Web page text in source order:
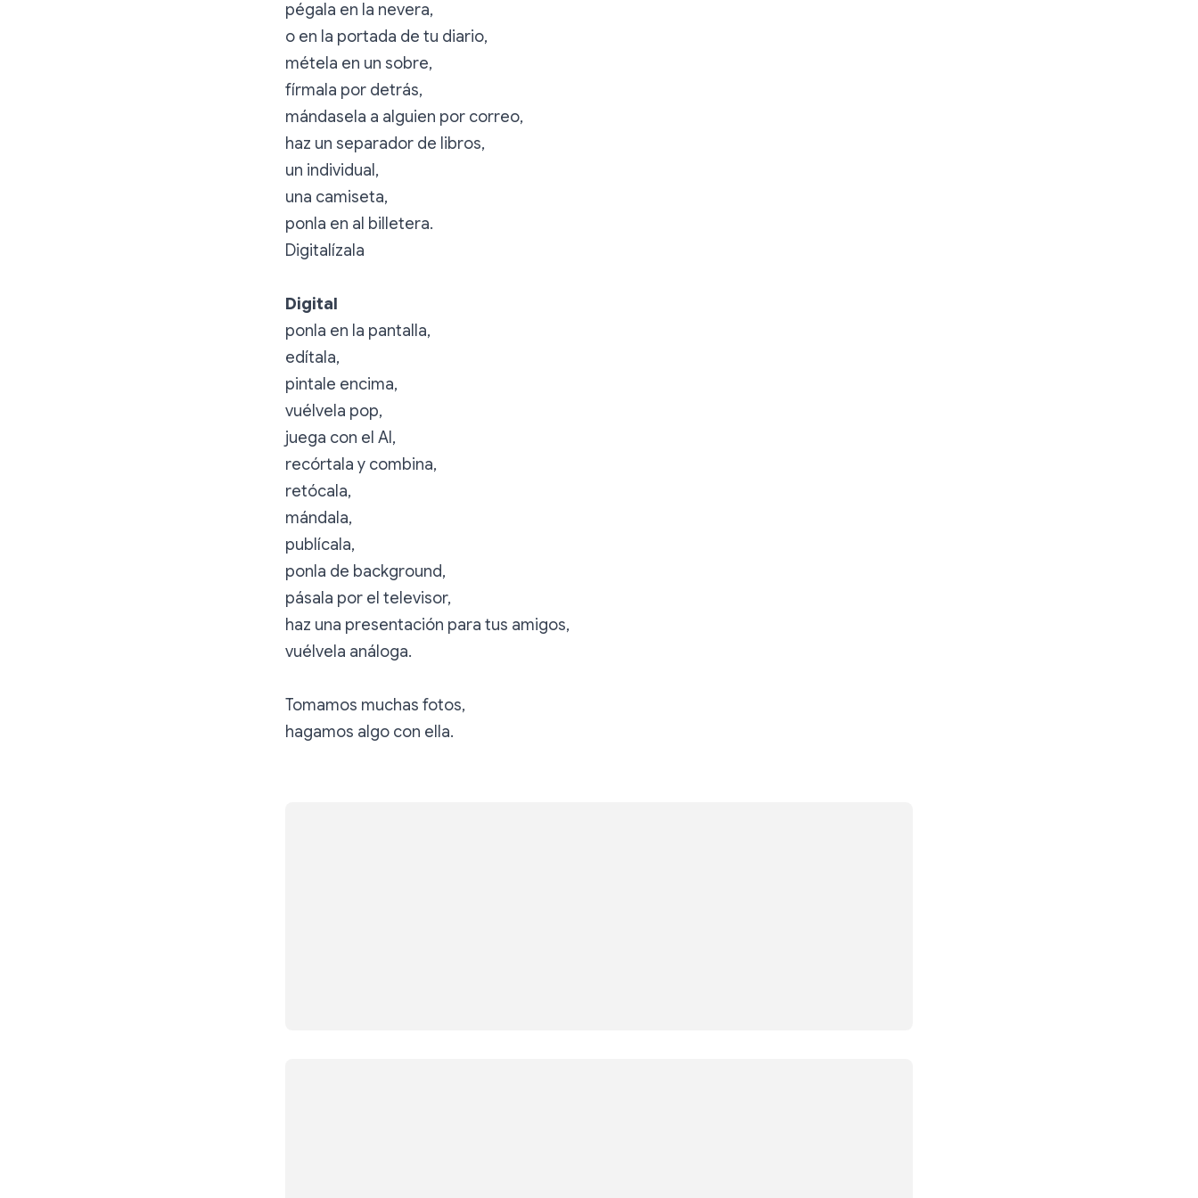
pégala en la nevera,
o en la portada de tu diario,
métela en un sobre,
fírmala por detrás,
mándasela a alguien por correo,
haz un separador de libros,
un individual,
una camiseta,
ponla en al billetera.
Digitalízala
Digital
ponla en la pantalla,
edítala,
pintale encima,
vuélvela pop,
juega con el AI,
recórtala y combina,
retócala,
mándala,
publícala,
ponla de background,
pásala por el televisor,
haz una presentación para tus amigos,
vuélvela análoga.
Tomamos muchas fotos,
hagamos algo con ella.